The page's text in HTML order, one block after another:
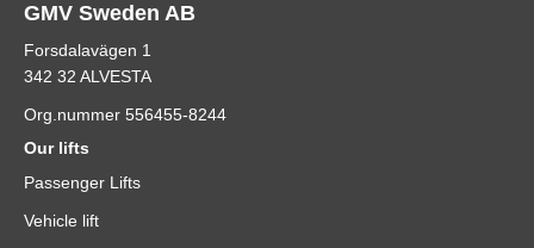
GMV Sweden AB
Forsdalavägen 1
342 32 ALVESTA
Org.nummer 556455-8244
Our lifts
Passenger Lifts
Vehicle lift